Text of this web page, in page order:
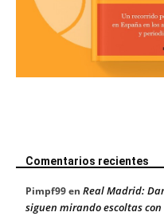
Comentarios recientes
Pimpf99en Real Madrid:
siguen mirando escoltas